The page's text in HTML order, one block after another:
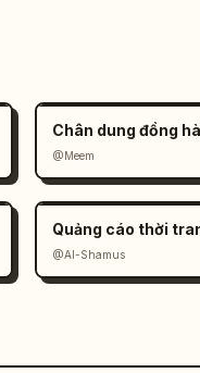
Chân dung đồng
@Meem
Quảng cáo thời
@Al-Shamus